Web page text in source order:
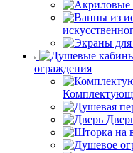
ограждения